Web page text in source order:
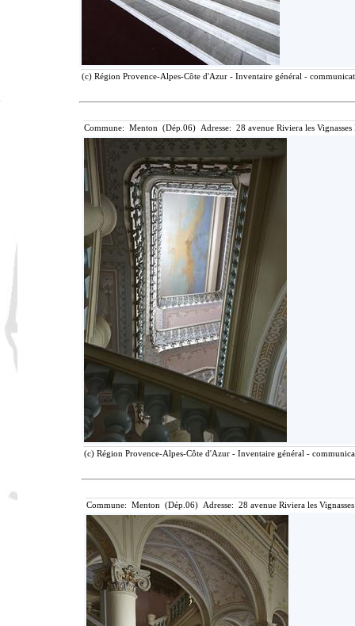
(c) Région Provence-Alpes-Côte d'Azur - Inventaire général -
Commune: Menton (Dép.06) Adresse: 28 avenue Riviera les
(c) Région Provence-Alpes-Côte d'Azur - Inventaire général -
Commune: Menton (Dép.06) Adresse: 28 avenue Riviera les